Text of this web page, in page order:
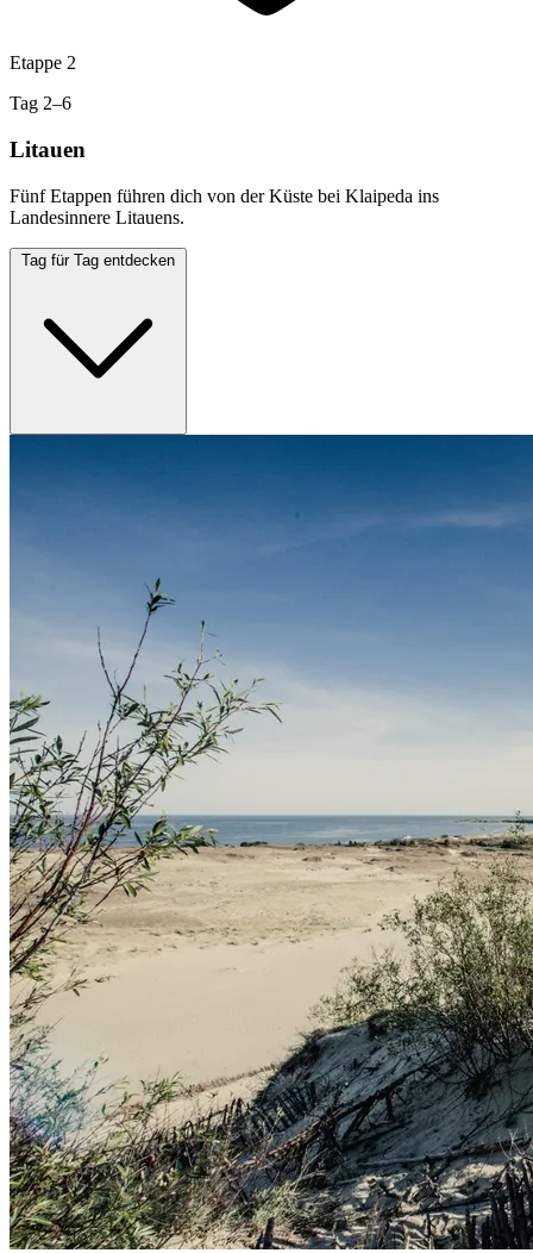
Etappe 2
Tag 2–6
Litauen
Fünf Etappen führen dich von der Küste bei Klaipeda ins
Landesinnere Litauens.
Tag für Tag entdecken